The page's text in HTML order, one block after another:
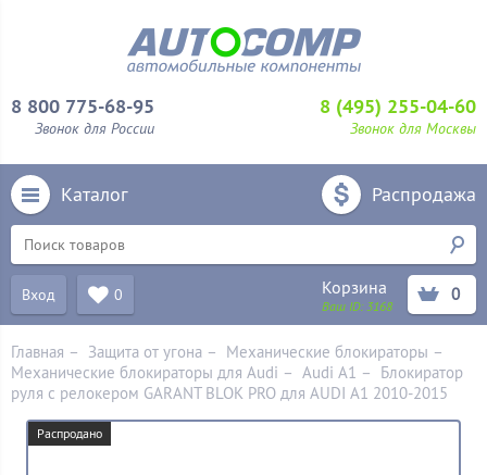
8 800 775-68-95
Звонок для России
8 (495) 255-04-60
Звонок для Москвы
Каталог Распродажа
Вход 0 Корзина
Ваш ID: 3168
0
Главная – Защита от угона – Механические блoкираторы –
Механические блокираторы для Audi – Audi A1 – Блокиратор
руля с релокером GARANT BLOK PRO для AUDI A1 2010-2015
Распродано